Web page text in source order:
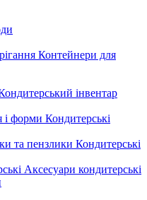
Контейнери для
інвентар
Кондитерські
Кондитерські
Аксесуари кондитерські